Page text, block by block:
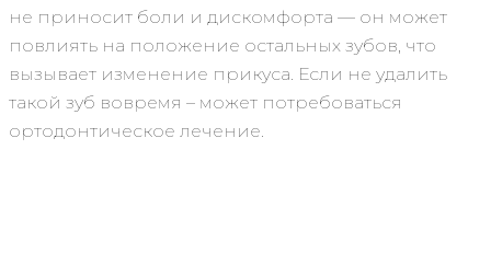
не приносит боли и дискомфорта — он может
повлиять на положение остальных зубов, что
вызывает изменение прикуса. Если не удалить
такой зуб вовремя – может потребоваться
ортодонтическое лечение.